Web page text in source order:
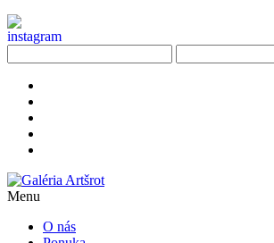
Menu
O nás